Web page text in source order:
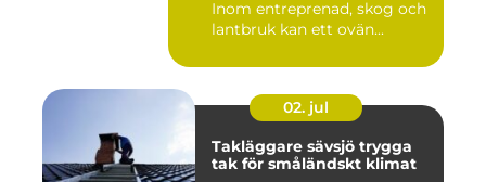
Inom entreprenad, skog och
lantbruk kan ett ovän...
02. jul
Takläggare sävsjö trygga
tak för småländskt klimat